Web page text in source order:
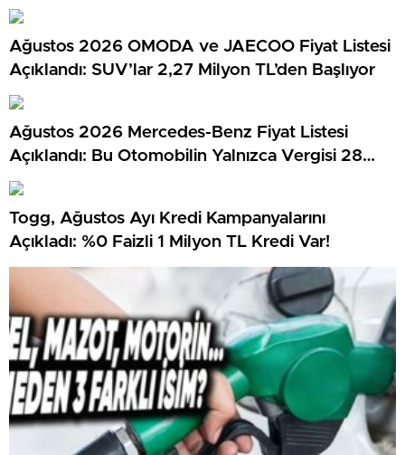
Ağustos 2026 OMODA ve JAECOO Fiyat Listesi
Açıklandı: SUV’lar 2,27 Milyon TL’den Başlıyor
Ağustos 2026 Mercedes-Benz Fiyat Listesi
Açıklandı: Bu Otomobilin Yalnızca Vergisi 28
Milyon TL…
Togg, Ağustos Ayı Kredi Kampanyalarını
Açıkladı: %0 Faizli 1 Milyon TL Kredi Var!